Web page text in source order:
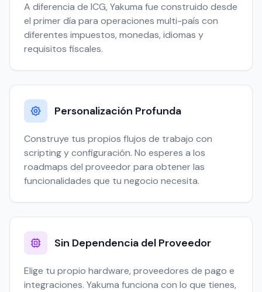
A diferencia de ICG, Yakuma fue construido desde
el primer día para operaciones multi-país con
diferentes impuestos, monedas, idiomas y
requisitos fiscales.
Personalización Profunda
Construye tus propios flujos de trabajo con
scripting y configuración. No esperes a los
roadmaps del proveedor para obtener las
funcionalidades que tu negocio necesita.
Sin Dependencia del Proveedor
Elige tu propio hardware, proveedores de pago e
integraciones. Yakuma funciona con lo que tienes,